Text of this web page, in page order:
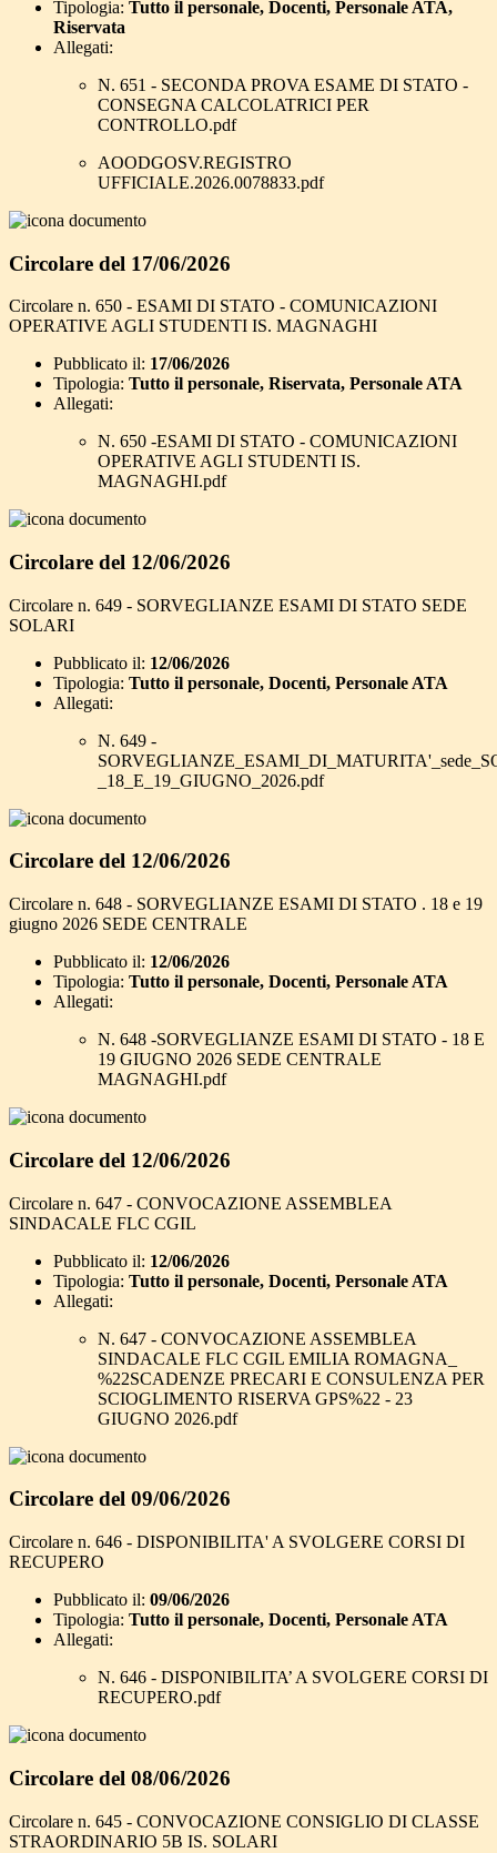
Tipologia: Tutto il personale, Docenti, Personale ATA,
Riservata
Allegati:
N. 651 - SECONDA PROVA ESAME DI STATO -
CONSEGNA CALCOLATRICI PER
CONTROLLO.pdf
AOODGOSV.REGISTRO
UFFICIALE.2026.0078833.pdf
Circolare del 17/06/2026
Circolare n. 650 - ESAMI DI STATO - COMUNICAZIONI
OPERATIVE AGLI STUDENTI IS. MAGNAGHI
Pubblicato il: 17/06/2026
Tipologia: Tutto il personale, Riservata, Personale ATA
Allegati:
N. 650 -ESAMI DI STATO - COMUNICAZIONI
OPERATIVE AGLI STUDENTI IS.
MAGNAGHI.pdf
Circolare del 12/06/2026
Circolare n. 649 - SORVEGLIANZE ESAMI DI STATO SEDE
SOLARI
Pubblicato il: 12/06/2026
Tipologia: Tutto il personale, Docenti, Personale ATA
Allegati:
N. 649 -
_18_E_19_GIUGNO_2026.pdf
Circolare del 12/06/2026
Circolare n. 648 - SORVEGLIANZE ESAMI DI STATO . 18 e 19
giugno 2026 SEDE CENTRALE
Pubblicato il: 12/06/2026
Tipologia: Tutto il personale, Docenti, Personale ATA
Allegati:
N. 648 -SORVEGLIANZE ESAMI DI STATO - 18 E
19 GIUGNO 2026 SEDE CENTRALE
MAGNAGHI.pdf
Circolare del 12/06/2026
Circolare n. 647 - CONVOCAZIONE ASSEMBLEA
SINDACALE FLC CGIL
Pubblicato il: 12/06/2026
Tipologia: Tutto il personale, Docenti, Personale ATA
Allegati:
N. 647 - CONVOCAZIONE ASSEMBLEA
SINDACALE FLC CGIL EMILIA ROMAGNA_
%22SCADENZE PRECARI E CONSULENZA PER
SCIOGLIMENTO RISERVA GPS%22 - 23
GIUGNO 2026.pdf
Circolare del 09/06/2026
Circolare n. 646 - DISPONIBILITA' A SVOLGERE CORSI DI
RECUPERO
Pubblicato il: 09/06/2026
Tipologia: Tutto il personale, Docenti, Personale ATA
Allegati:
N. 646 - DISPONIBILITA’ A SVOLGERE CORSI DI
RECUPERO.pdf
Circolare del 08/06/2026
Circolare n. 645 - CONVOCAZIONE CONSIGLIO DI CLASSE
STRAORDINARIO 5B IS. SOLARI